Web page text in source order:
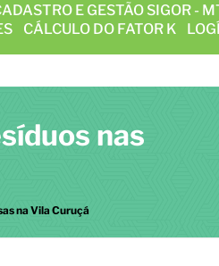
E GESTÃO SIGOR -
CÁLCULO DO FATOR K
nas
na Vila Curuçá